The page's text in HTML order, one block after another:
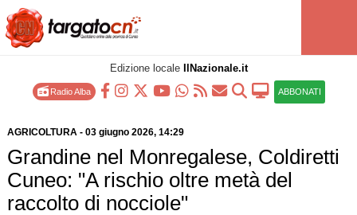
Edizione locale IlNazionale.it
Radio Alba ABBONATI
AGRICOLTURA- 03 giugno 2026, 14:29
Grandine nel Monregalese, Coldiretti
Cuneo: "A rischio oltre metà del
raccolto di nocciole"